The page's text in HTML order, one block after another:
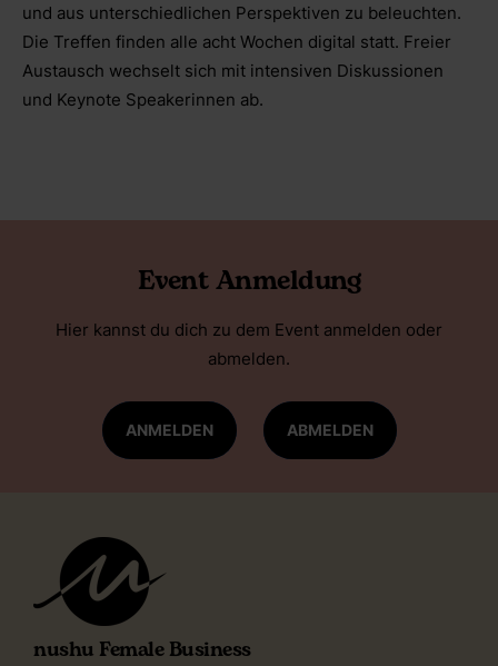
und aus unterschiedlichen Perspektiven zu beleuchten.
Die Treffen finden alle acht Wochen digital statt. Freier
Austausch wechselt sich mit intensiven Diskussionen
und Keynote Speakerinnen ab.
Event Anmeldung
Hier kannst du dich zu dem Event anmelden oder
abmelden.
ANMELDEN ABMELDEN
nushu Female Business